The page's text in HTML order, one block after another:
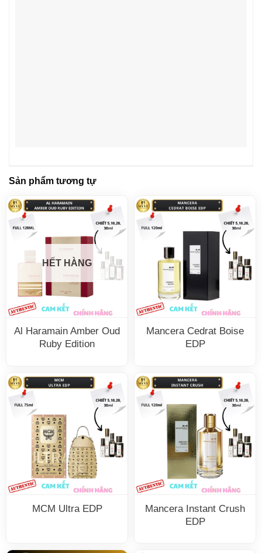
Sản phẩm tương tự
HẾT HÀNG
Al Haramain Amber Oud
Ruby Edition
Mancera Cedrat Boise
EDP
MCM Ultra EDP
Mancera Instant Crush
EDP